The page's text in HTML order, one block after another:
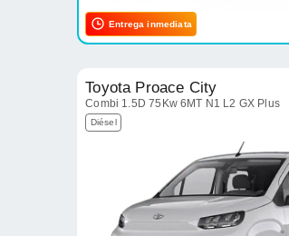
Entrega inmediata
Toyota Proace City
Combi 1.5D 75Kw 6MT N1 L2 GX Plus
Diésel